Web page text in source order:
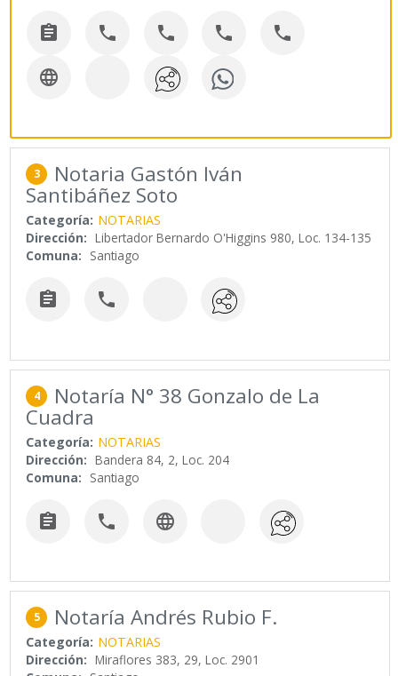
    

3 Notaria Gastón Iván
Santibáñez Soto
Categoría: NOTARIAS
Dirección: Libertador Bernardo O'Higgins 980, Loc. 134-135
Comuna: Santiago
 
4 Notaría N° 38 Gonzalo de La
Cuadra
Categoría: NOTARIAS
Dirección: Bandera 84, 2, Loc. 204
Comuna: Santiago
  
5 Notaría Andrés Rubio F.
Categoría: NOTARIAS
Dirección: Miraflores 383, 29, Loc. 2901